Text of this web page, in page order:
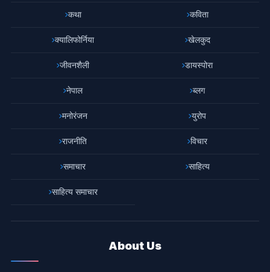
कथा कविता
क्यालिफोर्निया खेलकुद
जीवनशैली डायस्पोरा
नेपाल ब्लग
मनोरंजन युरोप
राजनीति विचार
समाचार साहित्य
साहित्य समाचार
About Us